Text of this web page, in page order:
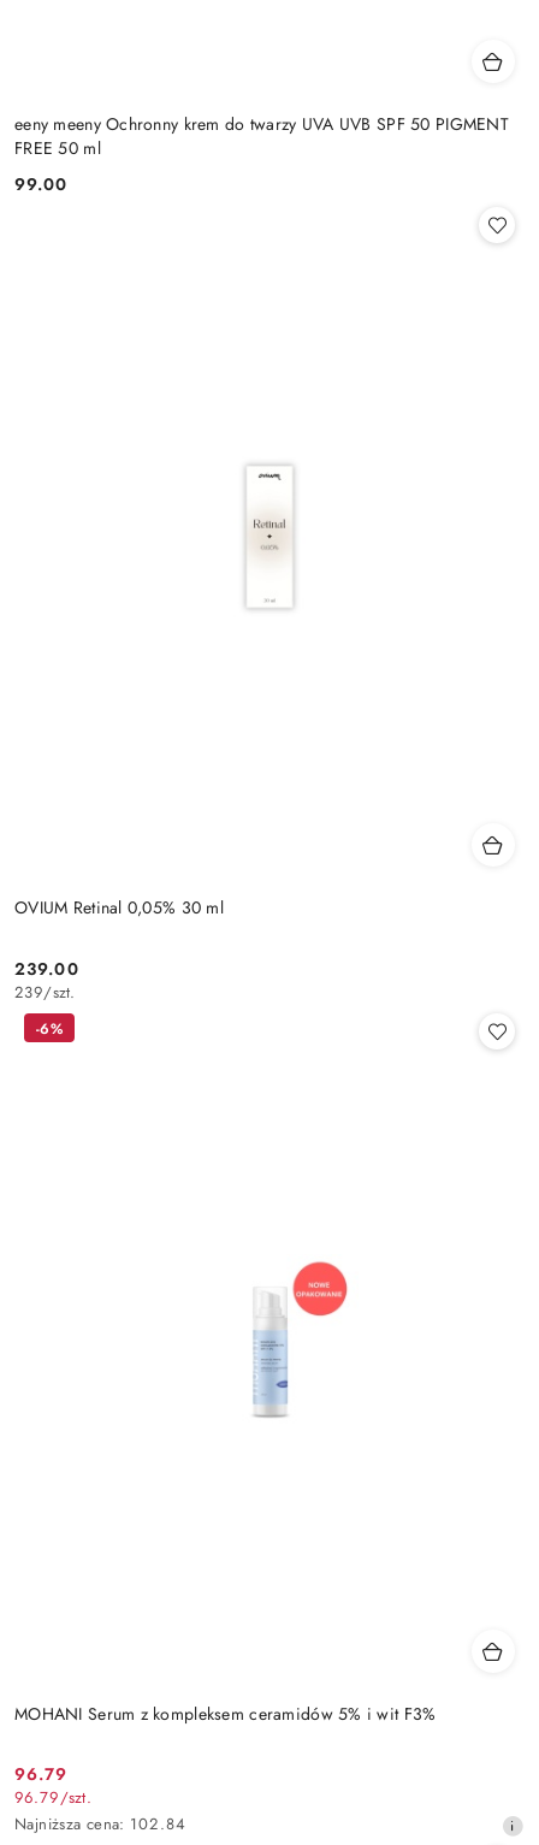
eeny meeny Ochronny krem do twarzy UVA UVB SPF 50 PIGMENT
FREE 50 ml
Cena:
99.00
OVIUM Retinal 0,05% 30 ml
Cena:
239.00
239/szt.
MOHANI Serum z kompleksem ceramidów 5% i wit F3%
Cena
promocyjna:
96.79
96.79/szt.
Najniższa
Najniższa cena: 102.84
-6%